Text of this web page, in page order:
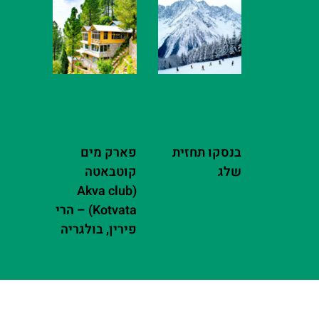
בנסקו תחזית
שלג
פארק מים
קוטבאטה
(Akva club
Kotvata) – הרי
פירין, בולגריה